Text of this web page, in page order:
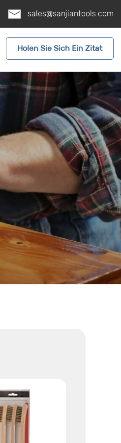
sales@sanjiantools.com
Holen Sie Sich Ein Zitat